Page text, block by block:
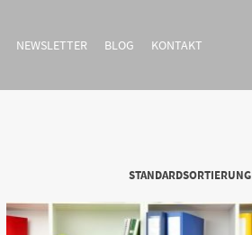
NEWSLETTER BLOG KONTAKT
STANDARDSORTIERUNG